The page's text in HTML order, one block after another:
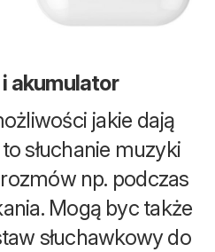
akumulator
jakie dają
słuchanie muzyki
np. podczas
Mogą byc także
słuchawkowy do